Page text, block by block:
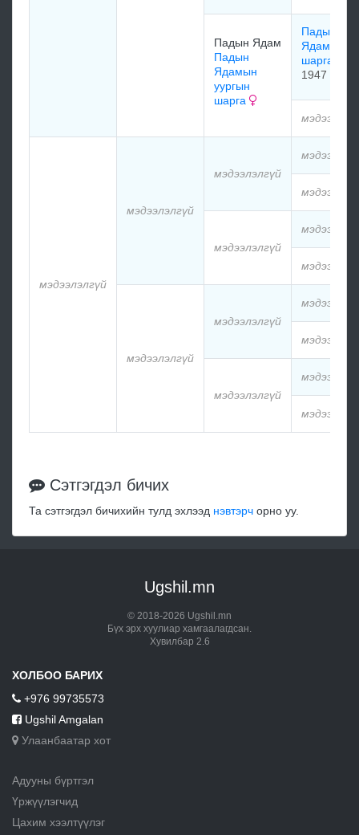
Падын Ядам
Падын
Ядамын
уургын
шарга
Падын
Ядамын
шарга
1947
мэдээлэлгүй
мэдээлэлгүй
мэдээлэлгүй
мэдээлэлгүй
мэдээлэлгүй
мэдээлэлгүй
мэдээлэлгүй
Сэтгэгдэл бичих
Та сэтгэгдэл бичихийн тулд эхлээд нэвтэрч орно уу.
Ugshil.mn
© 2018-2026 Ugshil.mn
Бүх эрх хуулиар хамгаалагдсан.
Хувилбар 2.6
ХОЛБОО БАРИХ
+976 99735573
Ugshil Amgalan
Улаанбаатар хот
Адууны бүртгэл
Үржүүлэгчид
Цахим хээлтүүлэг